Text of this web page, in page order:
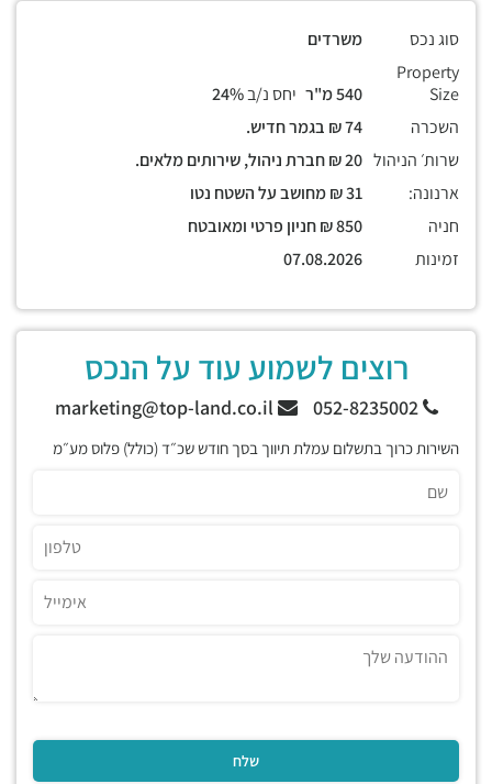
סוג נכס
משרדים
Property
Size
יחס נ/ב
השכרה
שרות׳ הניהול
ארנונה:
חניה
זמינות
רוצים לשמוע עוד על הנכס
052-8235002
השירות כרוך בתשלום עמלת תיווך בסך חודש שכ״ד (כולל) פלוס מע״מ